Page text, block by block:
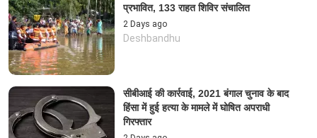
प्रभावित, 133 राहत शिविर संचालित
2 Days ago
Deshbandhu
सीबीआई की कार्रवाई, 2021 बंगाल चुनाव के बाद
हिंसा में हुई हत्या के मामले में घोषित अपराधी
गिरफ्तार